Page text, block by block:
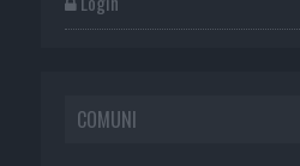
COMUNI